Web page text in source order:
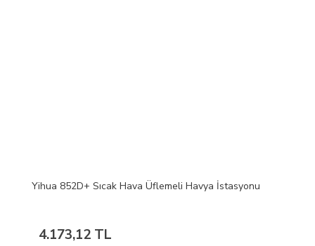
Yihua 852D+ Sıcak Hava Üflemeli Havya İstasyonu
4.173,12 TL